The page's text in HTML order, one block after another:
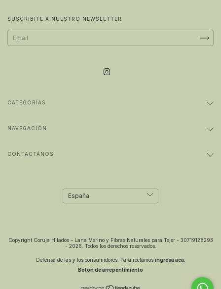
SUSCRIBITE A NUESTRO NEWSLETTER
CATEGORÍAS
NAVEGACIÓN
CONTACTÁNOS
Copyright Coruja Hilados – Lana Merino y Fibras Naturales para Tejer - 30719128293
- 2026. Todos los derechos reservados.
Defensa de las y los consumidores. Para reclamos ingresá acá.
Botón de arrepentimiento